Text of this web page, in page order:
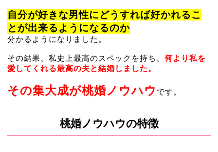
自分が好きな男性にどうすれば好かれるこ
とが出来るようになるのか
分かるようになりました。
その結果、私史上最高のスペックを持ち、 何より私を
愛してくれる最高の夫と結婚しました。
その集大成が桃婚ノウハウ です。
桃婚ノウハウの特徴